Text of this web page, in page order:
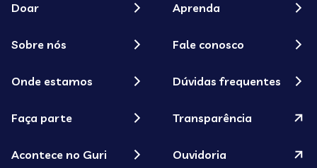
Doar
Sobre nós
Onde estamos
Faça parte
Acontece no Guri
Aprenda
Fale conosco
Dúvidas frequentes
Transparência
Ouvidoria